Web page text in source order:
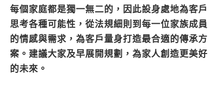
每個家庭都是獨一無二的，因此設身處地為客戶
思考各種可能性，從法規細則到每一位家族成員
的情感與需求，為客戶量身打造最合適的傳承方
案。建議大家及早展開規劃，為家人創造更美好
的未來。